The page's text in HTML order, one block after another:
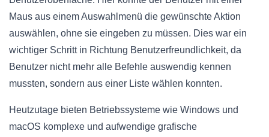
Maus aus einem Auswahlmenü die gewünschte Aktion
auswählen, ohne sie eingeben zu müssen. Dies war ein
wichtiger Schritt in Richtung Benutzerfreundlichkeit, da
Benutzer nicht mehr alle Befehle auswendig kennen
mussten, sondern aus einer Liste wählen konnten.
Heutzutage bieten Betriebssysteme wie Windows und
macOS komplexe und aufwendige grafische